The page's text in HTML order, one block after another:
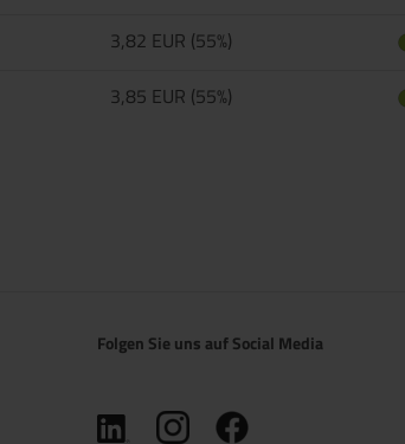
3,82 EUR (55%)
3,85 EUR (55%)
Folgen Sie uns auf Social Media
(öffnet in neuem Tab)
(öffnet in neuem Tab)
(öffnet in neuem Tab)